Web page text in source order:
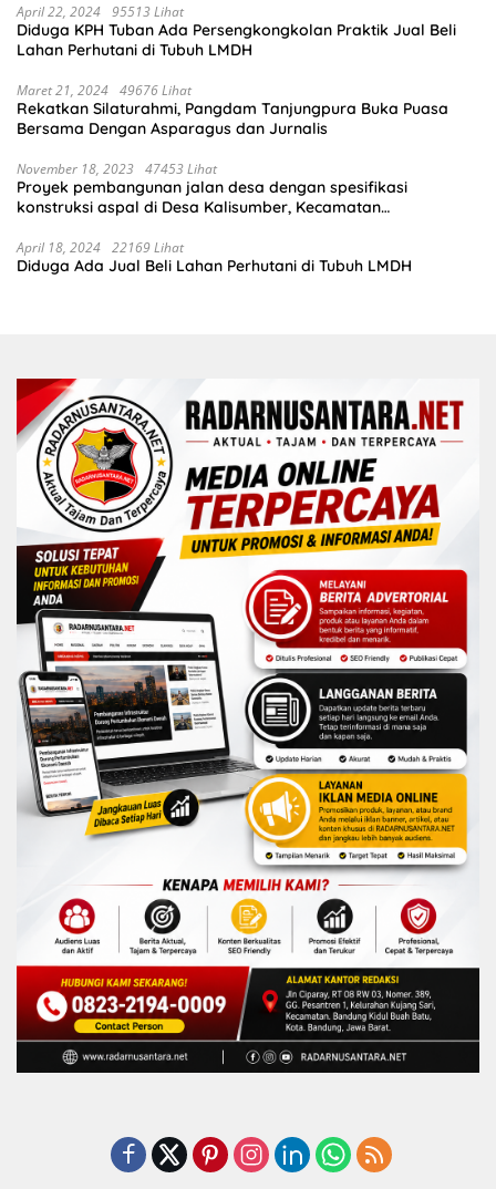
April 22, 2024 95513 Lihat
Diduga KPH Tuban Ada Persengkongkolan Praktik Jual Beli
Lahan Perhutani di Tubuh LMDH
Maret 21, 2024 49676 Lihat
Rekatkan Silaturahmi, Pangdam Tanjungpura Buka Puasa
Bersama Dengan Asparagus dan Jurnalis
November 18, 2023 47453 Lihat
Proyek pembangunan jalan desa dengan spesifikasi
konstruksi aspal di Desa Kalisumber, Kecamatan
sudah selesai di tahun 2023
April 18, 2024 22169 Lihat
Diduga Ada Jual Beli Lahan Perhutani di Tubuh LMDH